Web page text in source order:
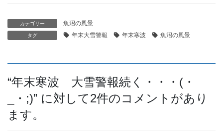
カテゴリー 魚沼の風景
タグ 年末大雪警報 年末寒波 魚沼の風景
“年末寒波 大雪警報続く・・・(・
_・;)” に対して2件のコメントがあり
ます。